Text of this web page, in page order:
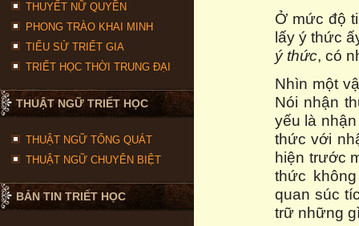
THUYẾT NỮ QUYỀN
PHONG TRÀO KHAI MINH
TIỂU SỬ TRIẾT GIA
TRIẾT HỌC THỜI TRUNG ĐẠI
THUẬT NGỮ TRIẾT HỌC
THUẬT NGỮ TỔNG QUÁT
THUẬT NGỮ CHUYÊN BIỆT
BẢN TIN TRIẾT HỌC
Ở mức độ
lấy ý thức
ý thức, có
Nhìn một
Nói nhận
yếu là
thức với
hiện trước
thức
quan súc
trữ những